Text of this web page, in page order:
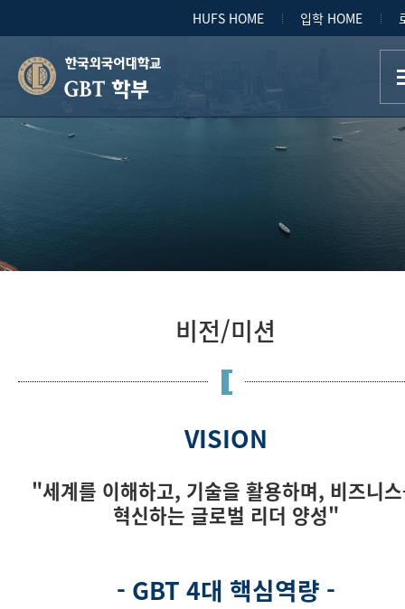
HUFS HOME 입학 HOME
GBT 학부
비전/미션
VISION
"세계를 이해하고, 기술을 활용하며, 비즈니
혁신하는 글로벌 리더 양성"
- GBT 4대 핵심역량 -